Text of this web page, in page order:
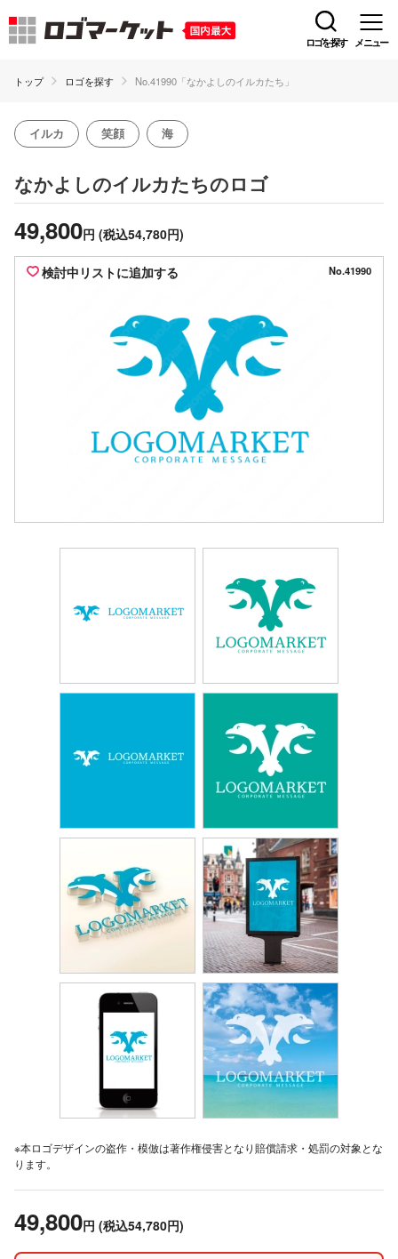
ロゴを探す メニュー
トップ ロゴを探す No.41990「なかよしのイルカたち」
イルカ 笑顔 海
なかよしのイルカたちのロゴ
49,800円 (税込54,780円)
検討中リストに追加する No.41990
※本ロゴデザインの盗作・模倣は著作権侵害となり賠償請求・処罰の対象とな
ります。
49,800円 (税込54,780円)